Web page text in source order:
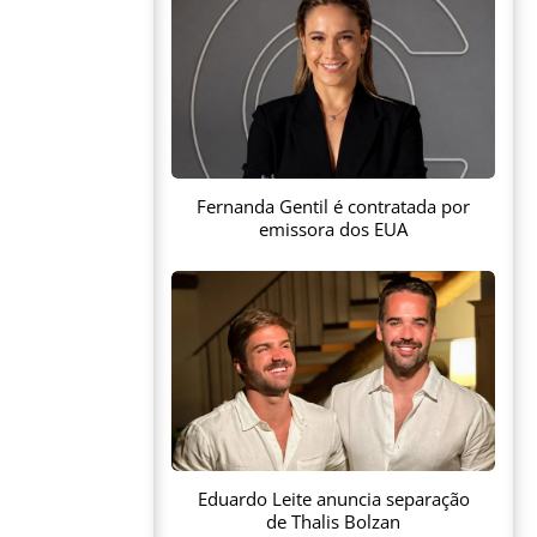
Fernanda Gentil é contratada por
emissora dos EUA
Eduardo Leite anuncia separação
de Thalis Bolzan